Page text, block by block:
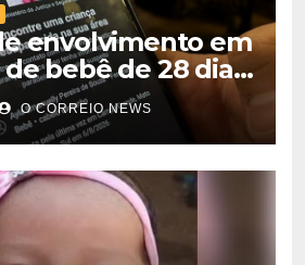
envolvimento em
bebê de 28 dias
Capital
O CORREIO NEWS